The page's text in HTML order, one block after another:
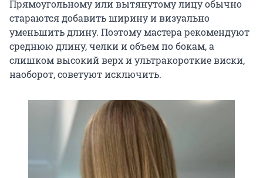
Прямоугольному или вытянутому лицу обычно
стараются добавить ширину и визуально
уменьшить длину. Поэтому мастера рекомендуют
среднюю длину, челки и объем по бокам, а
слишком высокий верх и ультракороткие виски,
наоборот, советуют исключить.